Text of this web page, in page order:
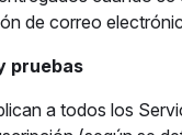
de correo
pruebas
a todos los